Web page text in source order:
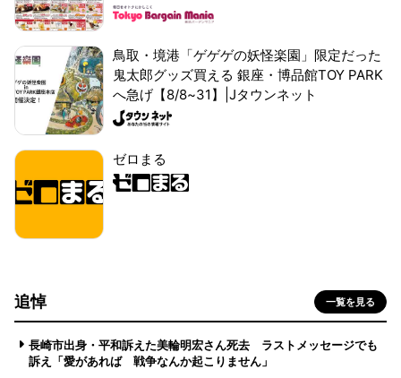
鳥取・境港「ゲゲゲの妖怪楽園」限定だった
鬼太郎グッズ買える 銀座・博品館TOY PARK
へ急げ【8/8~31】|Jタウンネット
ゼロまる
追悼 一覧を見る
長崎市出身・平和訴えた美輪明宏さん死去 ラストメッセージでも
訴え「愛があれば 戦争なんか起こりません」